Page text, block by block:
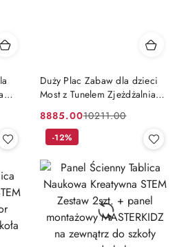
Duży Plac Zabaw dla dzieci
Most z Tunelem Zjeżdżalnia
Cena
promocyjna:
8885.00
Cena
przed
promocją:
10211.00
-12%